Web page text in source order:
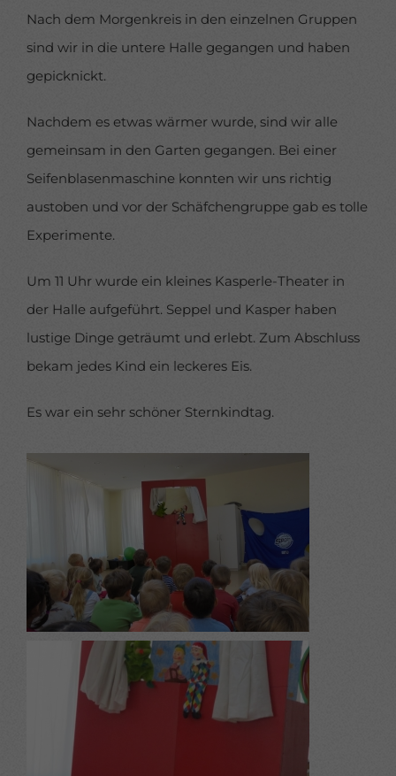
Nach dem Morgenkreis in den einzelnen Gruppen
sind wir in die untere Halle gegangen und haben
gepicknickt.
Nachdem es etwas wärmer wurde, sind wir alle
gemeinsam in den Garten gegangen. Bei einer
Seifenblasenmaschine konnten wir uns richtig
austoben und vor der Schäfchengruppe gab es tolle
Experimente.
Um 11 Uhr wurde ein kleines Kasperle-Theater in
der Halle aufgeführt. Seppel und Kasper haben
lustige Dinge geträumt und erlebt. Zum Abschluss
bekam jedes Kind ein leckeres Eis.
Es war ein sehr schöner Sternkindtag.
werden (z. B. IP-Adressen), z. B. für personalisierte Anzeigen
Informationen über die Verwendung Ihrer Daten finden Sie
in unserer
Datenschutzerklärung
Hier finden Sie eine Übersicht über alle verwendeten
Kategorien geben oder sich weitere Informationen
anzeigen lassen und so nur bestimmte Cookies auswählen.
Nur essenzielle Cookies akzeptieren
Datenschutzeinstellungen
Essenziell (1)
Essenzielle Cookies ermöglichen grundlegende Funktionen und
sind für die einwandfreie Funktion der Website erforderlich.